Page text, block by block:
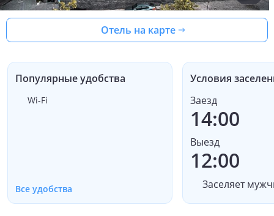
Отель на карте
Популярные удобства
Wi-Fi
Все удобства
Условия
Заезд
14:00
Выезд
12:00
Заселяет